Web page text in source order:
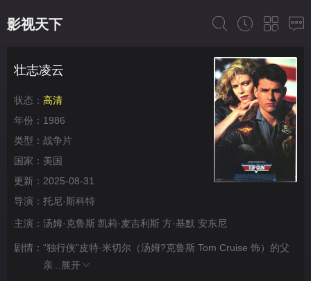
影视天下
壮志凌云
状态： 高清
年份： 1986
类型： 战争片
国家： 美国
更新： 2025-08-31
导演： 托尼·斯科特
主演： 汤姆·克鲁斯 凯莉·麦吉利斯 方·基默 安东尼
剧情： “独行侠”皮特·米切尔（汤姆?克鲁斯 Tom Cruise 饰）的父
亲...
展开